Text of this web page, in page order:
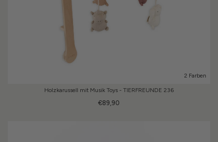
2 Farben
Holzkarussell mit Musik Toys - TIERFREUNDE 236
€89,90